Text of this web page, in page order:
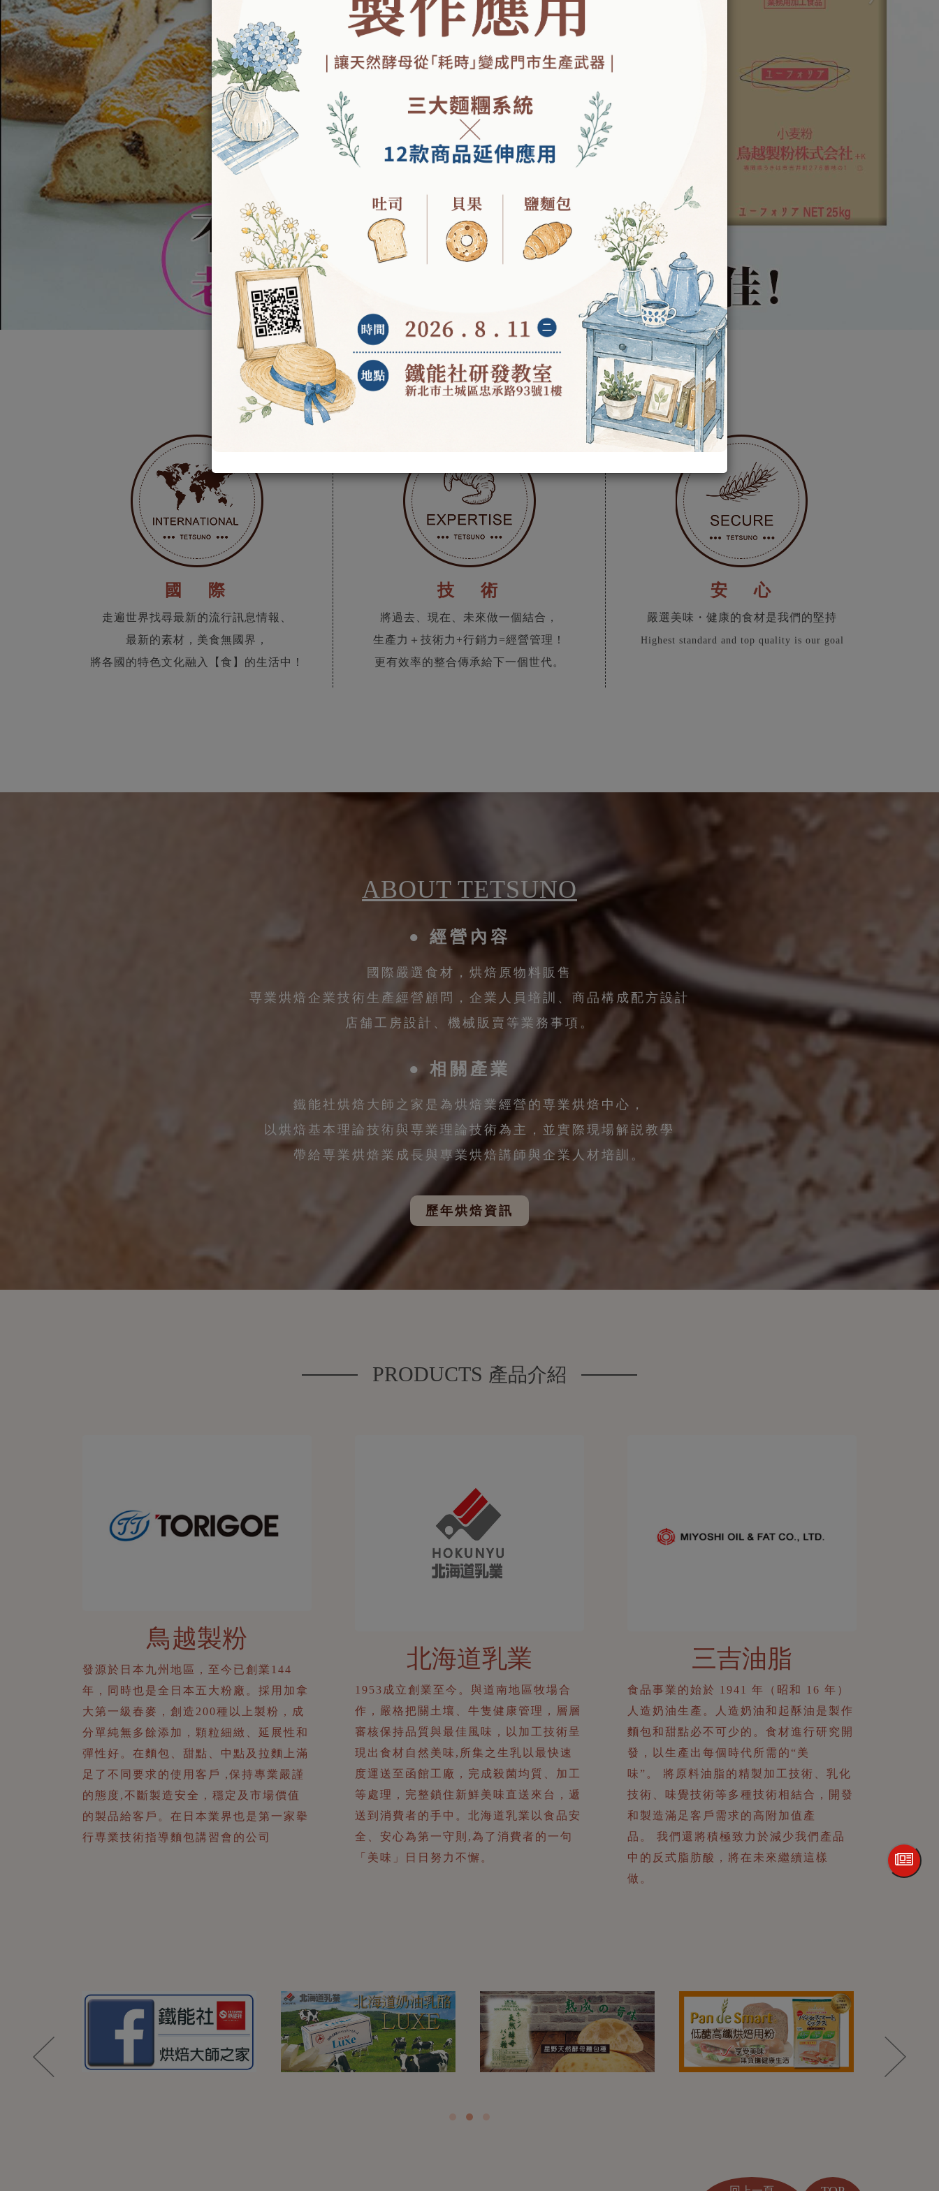
國 際
走遍世界找尋最新的流行訊息情報、
最新的素材，美食無國界，
將各國的特色文化融入【食】的生活中！
技 術
將過去、現在、未來做一個結合，
生產力＋技術力+行銷力=經營管理！
更有效率的整合傳承給下一個世代。
安 心
嚴選美味・健康的食材是我們的堅持
Highest standard and top quality is our goal
國際嚴選食材，烘焙原物料販售
専業烘焙企業技術生產經營顧問，企業人員培訓、商品構成配方設計
店舗工房設計、機械販賣等業務事項。
鐵能社烘焙大師之家是為烘焙業經營的専業烘焙中心，
以烘焙基本理論技術與専業理論技術為主，並實際現場解説教學
帶給専業烘焙業成長與專業烘焙講師與企業人材培訓。
歷年烘焙資訊
發源於日本九州地區 ，至今已創業144
年 ， 同時也是全日本五大粉廠。採用加拿
大第一級春麥
， 創造200種以上製粉 , 成
分單純無多餘添加，顆粒細緻、延展性和
彈性好。在麵包、甜點、中點及拉麵上滿
足了不同要求的使用客戶 ,保持專業嚴謹
的態度,不斷製造安全 , 穩定及市場價值
的製品給客戶。在日本業界也是第一家擧
行専業技術指導麵包講習會的公司
1953成立創業至今。與道南地區牧場合
作，嚴格把關土壤、牛隻健康管理，層層
審核保持品質與最佳風味，以加工技術呈
現出食材自然美味,所集之生乳以最快速
度運送至函館工廠，完成殺菌均質、加工
等處理，完整鎖住新鮮美味直送來台，遞
送到消費者的手中。北海道乳業以食品安
全、安心為第一守則,為了消費者的一句
「美味」日日努力不懈。
食品事業的始於 1941 年（昭和 16 年）
人造奶油生產。人造奶油和起酥油是製作
麵包和甜點必不可少的。食材進行研究開
發，以生產出每個時代所需的“美
味”。 將原料油脂的精製加工技術、乳化
技術、味覺技術等多種技術相結合，開發
和製造滿足客戶需求的高附加值產
品。 我們還將積極致力於減少我們產品
中的反式脂肪酸，將在未來繼續這樣
做。